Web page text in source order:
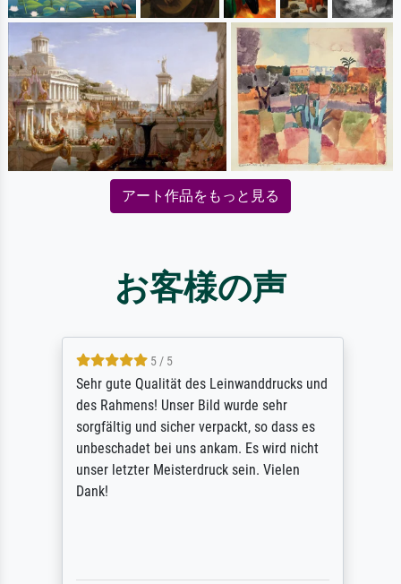
アート作品をもっと見る
お客様の声
5 / 5
Sehr gute Qualität des Leinwanddrucks und
des Rahmens! Unser Bild wurde sehr
sorgfältig und sicher verpackt, so dass es
unbeschadet bei uns ankam. Es wird nicht
unser letzter Meisterdruck sein. Vielen
Dank!